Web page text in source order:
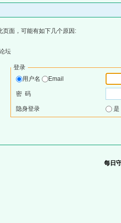
页面，可能有如下几个原因:
坛
登录
用户名
Email
密 码
隐身登录
每日